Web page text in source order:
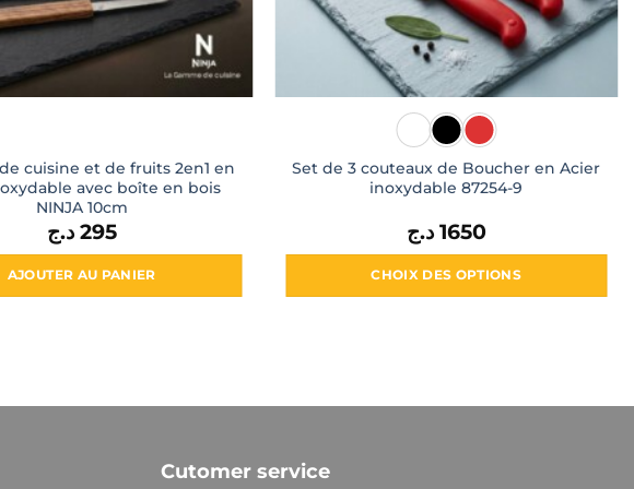
cuisine et de fruits 2en1 en
avec boîte en bois
NINJA 10cm
295 د.ج
AJOUTER AU PANIER
Set de 3 couteaux de Boucher en Acier
inoxydable 87254-9
1650 د.ج
CHOIX DES OPTIONS
variations.
Cutomer service